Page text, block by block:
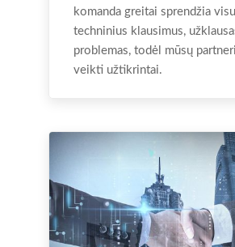
komanda greitai sprendžia
techninius klausimus,
problemas, todėl mūsų
veikti užtikrintai.